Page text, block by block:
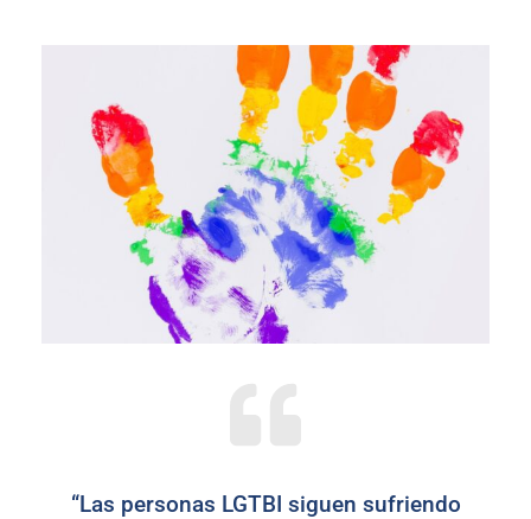
“Las personas LGTBI siguen sufriendo